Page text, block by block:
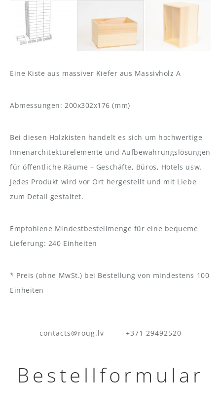
Eine Kiste aus massiver Kiefer aus Massivholz A
Abmessungen: 200x302x176 (mm)
Bei diesen Holzkisten handelt es sich um hochwertige
Innenarchitekturelemente und Aufbewahrungslösungen
für öffentliche Räume – Geschäfte, Büros, Hotels usw.
Jedes Produkt wird vor Ort hergestellt und mit Liebe
zum Detail gestaltet.
Empfohlene Mindestbestellmenge für eine bequeme
Lieferung: 240 Einheiten
* Preis (ohne MwSt.) bei Bestellung von mindestens 100
Einheiten
contacts@roug.lv +371 29492520
Bestellformular